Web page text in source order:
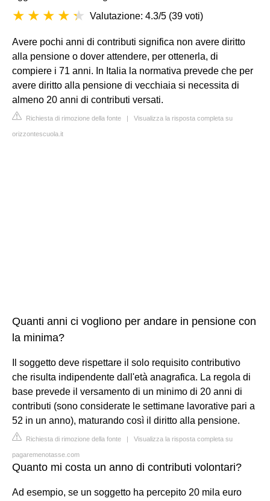
Valutazione: 4.3/5 (39 voti)
Avere pochi anni di contributi significa non avere diritto
alla pensione o dover attendere, per ottenerla, di
compiere i 71 anni. In Italia la normativa prevede che per
avere diritto alla pensione di vecchiaia si necessita di
almeno 20 anni di contributi versati.
Richiesta di rimozione della fonte | Visualizza la risposta completa su
orizzontescuola.it
Quanti anni ci vogliono per andare in pensione con
la minima?
Il soggetto deve rispettare il solo requisito contributivo
che risulta indipendente dall'età anagrafica. La regola di
base prevede il versamento di un minimo di 20 anni di
contributi (sono considerate le settimane lavorative pari a
52 in un anno), maturando così il diritto alla pensione.
Richiesta di rimozione della fonte | Visualizza la risposta completa su
pagaremenotasse.com
Quanto mi costa un anno di contributi volontari?
Ad esempio, se un soggetto ha percepito 20 mila euro